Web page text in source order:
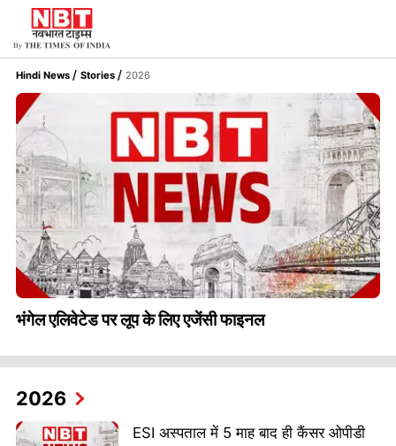
Hindi News Stories 2026
भंगेल एलिवेटेड पर लूप के लिए एजेंसी फाइनल
2026
ESI अस्पताल में 5 माह बाद ही कैंसर ओपीडी